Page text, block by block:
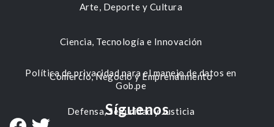
Arte, Deporte y Cultura
Ciencia, Tecnología e Innovación
Comercio, Negocio y Emprendimiento
Defensa, Seguridad y Justicia
Política de privacidad para el manejo de datos en
Gob.pe
Síguenos